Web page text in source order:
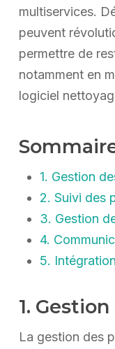
multiservices.
peuvent
permettre de
notamment en
logiciel
1. Gestion
2. Suivi des
3. Gestion
4.
5.
1.
La gestion des